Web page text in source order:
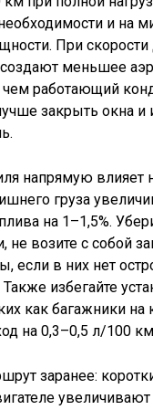
и на
При
меньшее
чем работающий
закрыть окна и
напрямую влияет
груза
на 1–1,5%.
возите с собой
если в них нет
избегайте
как багажники
на 0,3–0,5 л/100
заранее:
увеличивают